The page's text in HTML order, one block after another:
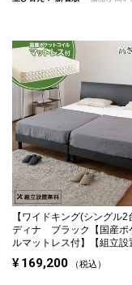
【ワイドキング(シングル2
ディナ ブラック【国産ポ
ルマットレス付】【組立設
¥ 169,200 税込